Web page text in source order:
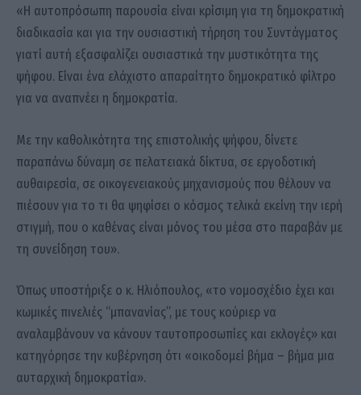
«Η αυτοπρόσωπη παρουσία είναι κρίσιμη για τη δημοκρατική
διαδικασία και για την ουσιαστική τήρηση του Συντάγματος
γιατί αυτή εξασφαλίζει ουσιαστικά την μυστικότητα της
ψήφου. Είναι ένα ελάχιστο απαραίτητο δημοκρατικό φίλτρο
για να αναπνέει η δημοκρατία.
Με την καθολικότητα της επιστολικής ψήφου, δίνετε
παραπάνω δύναμη σε πελατειακά δίκτυα, σε εργοδοτική
αυθαιρεσία, σε οικογενειακούς μηχανισμούς που θέλουν να
πιέσουν για το τι θα ψηφίσει ο κόσμος τελικά εκείνη την ιερή
στιγμή, που ο καθένας είναι μόνος του μέσα στο παραβάν με
τη συνείδηση του».
Όπως υποστήριξε ο κ. Ηλιόπουλος, «το νομοσχέδιο έχει και
κωμικές πινελιές “μπανανίας”, με τους κούριερ να
αναλαμβάνουν να κάνουν ταυτοπροσωπίες και εκλογές» και
κατηγόρησε την κυβέρνηση ότι «οικοδομεί βήμα – βήμα μια
αυταρχική δημοκρατία».